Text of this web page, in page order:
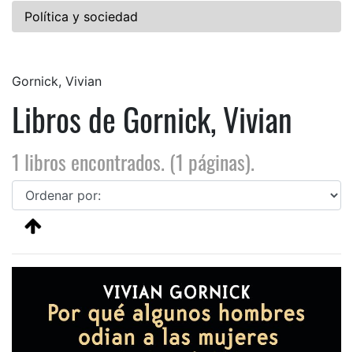
Política y sociedad
Gornick, Vivian
Libros de Gornick, Vivian
1 libros encontrados. (1 páginas).